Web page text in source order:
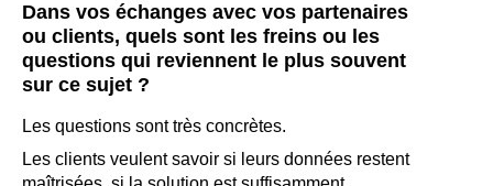
Dans vos échanges avec vos partenaires
ou clients, quels sont les freins ou les
questions qui reviennent le plus souvent
sur ce sujet ?
Les questions sont très concrètes.
Les clients veulent savoir si leurs données restent